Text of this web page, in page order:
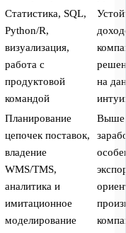
Статистика, SQL,
Python/R,
визуализация,
работа с
продуктовой
командой
на
Планирование
цепочек поставок,
владение
WMS/TMS,
аналитика и
имитационное
моделирование
Выше